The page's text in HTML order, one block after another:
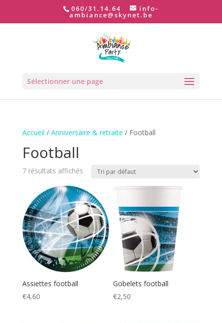
060/31.14.64 info-
ambiance@skynet.be
Sélectionner une page
Accueil / Anniversaire & retraite / Football
Football
7 résultats affichés
Assiettes football
€4,60
Gobelets football
€2,50